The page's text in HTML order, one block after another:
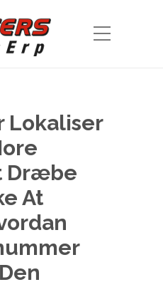
Lokaliser
Dræbe
At